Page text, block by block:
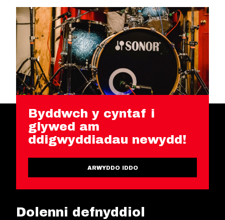
Byddwch y cyntaf i
glywed am
ddigwyddiadau newydd!
ARWYDDO IDDO
Dolenni defnyddiol